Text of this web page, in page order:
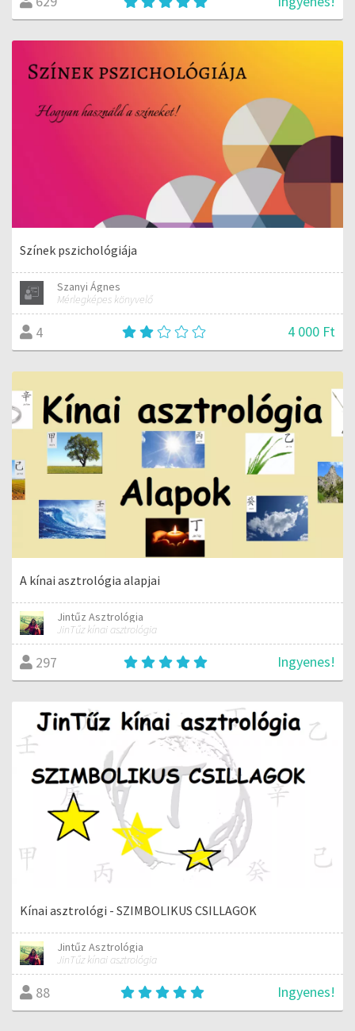
Színek pszichológiája
Szanyi Ágnes
Mérlegképes könyvelő
4 4 000 Ft
A kínai asztrológia alapjai
Jintűz Asztrológia
JinTűz kínai asztrológia
297 Ingyenes!
Kínai asztrológi - SZIMBOLIKUS CSILLAGOK
Jintűz Asztrológia
JinTűz kínai asztrológia
88 Ingyenes!